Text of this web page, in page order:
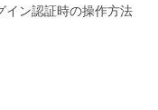
ン認証時の操作方法